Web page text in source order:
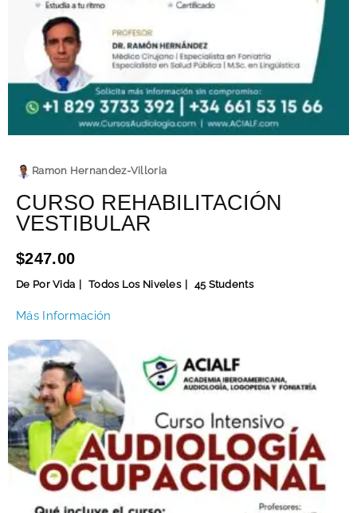
Ramon Hernandez-Villoria
CURSO REHABILITACIÓN
VESTIBULAR
$247.00
De Por Vida Todos Los Niveles 45 Students
Más Información